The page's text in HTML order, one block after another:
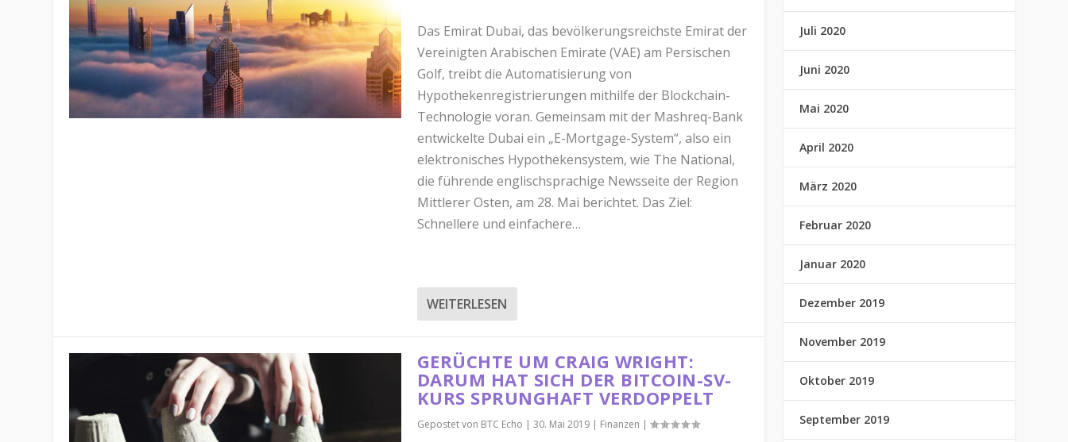
Das Emirat Dubai, das bevölkerungsreichste Emirat der
Vereinigten Arabischen Emirate (VAE) am Persischen
Golf, treibt die Automatisierung von
Hypothekenregistrierungen mithilfe der Blockchain-
Technologie voran. Gemeinsam mit der Mashreq-Bank
entwickelte Dubai ein „E-Mortgage-System“, also ein
elektronisches Hypothekensystem, wie The National,
die führende englischsprachige Newsseite der Region
Mittlerer Osten, am 28. Mai berichtet. Das Ziel:
Schnellere und einfachere…
WEITERLESEN
GERÜCHTE UM CRAIG WRIGHT:
DARUM HAT SICH DER BITCOIN-SV-
KURS SPRUNGHAFT VERDOPPELT
Gepostet von BTC Echo | 30. Mai 2019| Finanzen |
Juli 2020
Juni 2020
Mai 2020
April 2020
März 2020
Februar 2020
Januar 2020
Dezember 2019
November 2019
Oktober 2019
September 2019